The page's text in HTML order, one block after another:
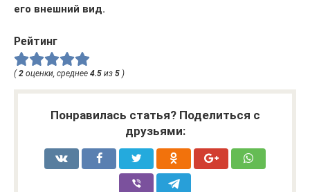
его внешний вид.
Рейтинг
( 2 оценки, среднее 4.5 из 5 )
Понравилась статья? Поделиться с
друзьями: